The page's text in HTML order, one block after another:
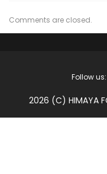
Comments are closed.
2026 (c) HIMAYA
Follow us: